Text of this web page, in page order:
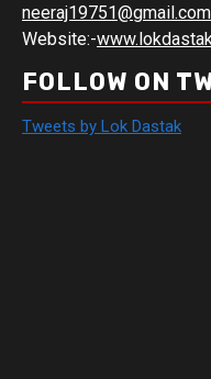
neeraj19751@gmail.com
Website:-
FOLLOW ON
Tweets by Lok Dastak